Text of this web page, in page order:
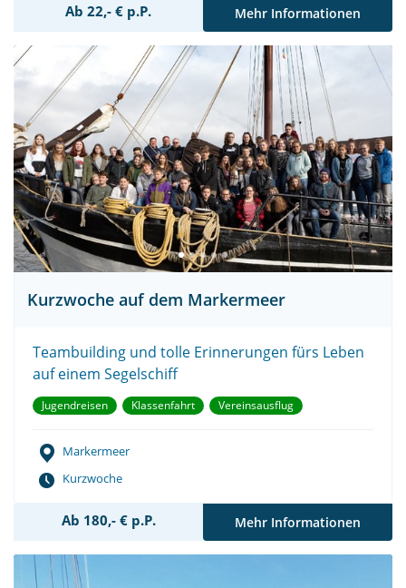
Ab 22,- € p.P. Mehr Informationen
Kurzwoche auf dem Markermeer
Teambuilding und tolle Erinnerungen fürs Leben
auf einem Segelschiff
Jugendreisen Klassenfahrt Vereinsausflug
Markermeer
Kurzwoche
Ab 180,- € p.P. Mehr Informationen